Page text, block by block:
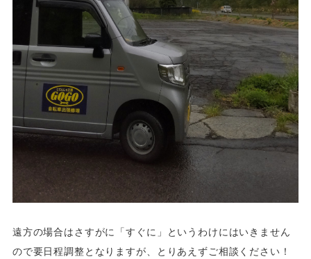
遠方の場合はさすがに「すぐに」というわけにはいきません
ので要日程調整となりますが、とりあえずご相談ください！